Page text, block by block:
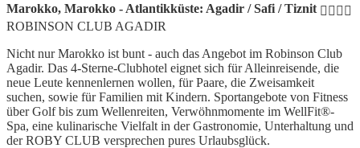
Marokko, Marokko - Atlantikküste: Agadir / Safi / Tiznit
ROBINSON CLUB AGADIR
Nicht nur Marokko ist bunt - auch das Angebot im Robinson Club
Agadir. Das 4-Sterne-Clubhotel eignet sich für Alleinreisende, die
neue Leute kennenlernen wollen, für Paare, die Zweisamkeit
suchen, sowie für Familien mit Kindern. Sportangebote von Fitness
über Golf bis zum Wellenreiten, Verwöhnmomente im WellFit®-
Spa, eine kulinarische Vielfalt in der Gastronomie, Unterhaltung und
der ROBY CLUB versprechen pures Urlaubsglück.